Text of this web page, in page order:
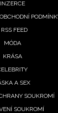
k
další zajímavé a
Pokud
Extra s.r.o.
INZERCE
RSS FEED
MÓDA
KRÁSA
A SEX
SOUKROMÍ
SOUKROMÍ